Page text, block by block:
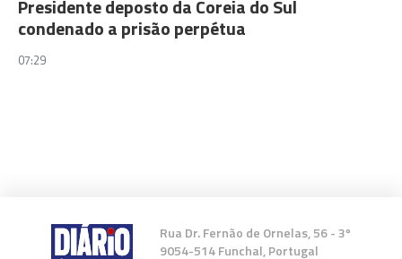
Presidente deposto da Coreia do Sul
condenado a prisão perpétua
07:29
Rua Dr. Fernão de Ornelas, 56 - 3º
9054-514 Funchal, Portugal